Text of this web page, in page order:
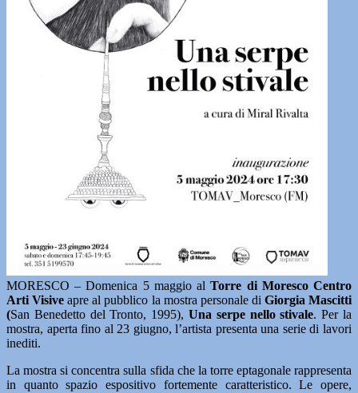
MORESCO – Domenica 5 maggio alTorre di Moresco Centro
Arti Visive apre al pubblico la mostra personale di Giorgia Mascitti
(San Benedetto del Tronto, 1995), Una serpe nello stivale. Per la
mostra, aperta fino al 23 giugno, l’artista presenta una serie di lavori
inediti.
La mostra si concentra sulla sfida che la torre eptagonale rappresenta
in quanto spazio espositivo fortemente caratteristico. Le opere,